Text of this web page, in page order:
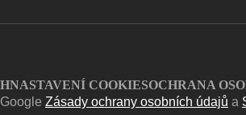
NASTAVENÍ COOKIESOCHRANA
Zásady ochrany osobních údajů a